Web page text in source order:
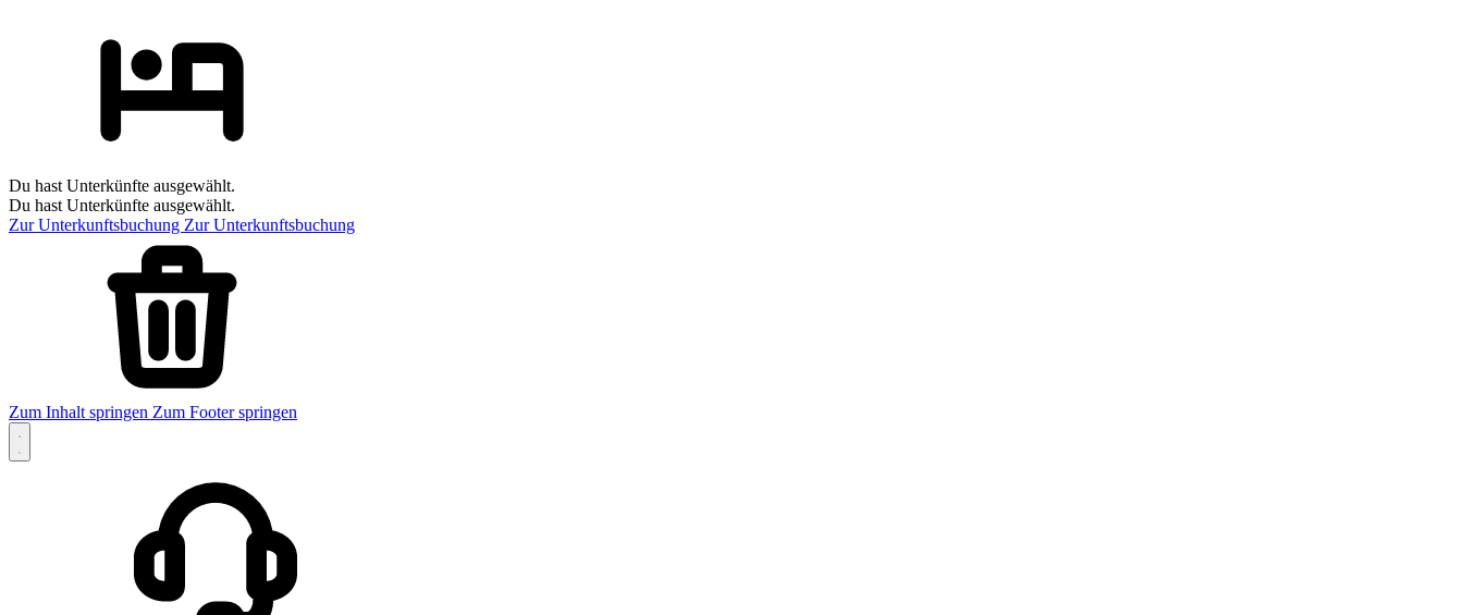
Du hast Unterkünfte ausgewählt.
Du hast Unterkünfte ausgewählt.
Zur Unterkunftsbuchung Zur Unterkunftsbuchung
Zum Inhalt springen Zum Footer springen